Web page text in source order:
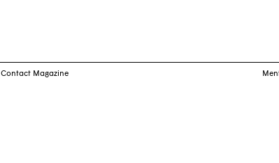
Contact Magazine